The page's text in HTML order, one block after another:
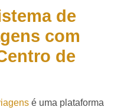
de
com
de
é uma plataforma